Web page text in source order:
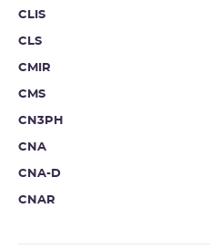
CLIS
CLS
CMIR
CMS
CN3PH
CNA
CNA-D
CNAR